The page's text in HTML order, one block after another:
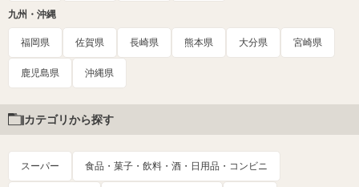
九州・沖縄
福岡県 佐賀県 長崎県 熊本県 大分県 宮崎県
鹿児島県 沖縄県
カテゴリから探す
スーパー 食品・菓子・飲料・酒・日用品・コンビニ